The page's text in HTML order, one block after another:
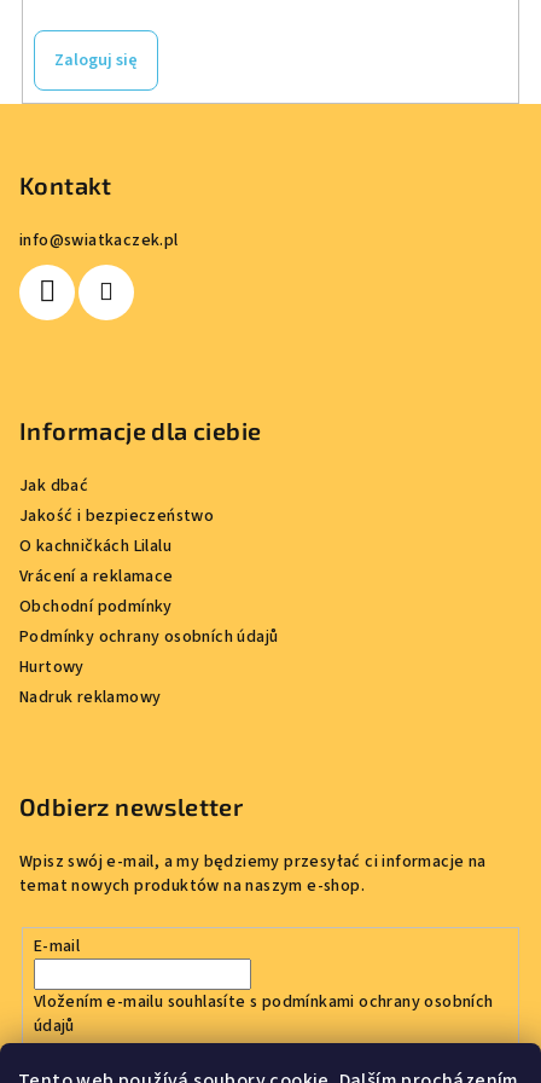
Zaloguj się
Kontakt
info@swiatkaczek.pl
Informacje dla ciebie
Jak dbać
Jakość i bezpieczeństwo
O kachničkách Lilalu
Vrácení a reklamace
Obchodní podmínky
Podmínky ochrany osobních údajů
Hurtowy
Nadruk reklamowy
Odbierz newsletter
Wpisz swój e-mail, a my będziemy przesyłać ci informacje na
temat nowych produktów na naszym e-shop.
E-mail
Vložením e-mailu souhlasíte s podmínkami ochrany osobních
údajů